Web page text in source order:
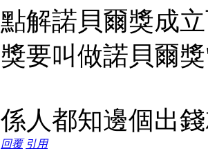
點解諾貝爾獎成
獎要叫做諾貝爾
係人都知邊個出
回覆 引用